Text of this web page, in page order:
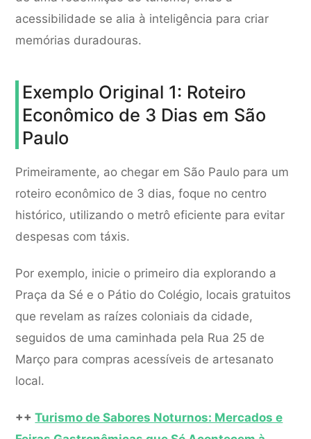
acessibilidade se alia à inteligência para criar
memórias duradouras.
Exemplo Original 1: Roteiro
Econômico de 3 Dias em São
Paulo
Primeiramente, ao chegar em São Paulo para um
roteiro econômico de 3 dias, foque no centro
histórico, utilizando o metrô eficiente para evitar
despesas com táxis.
Por exemplo, inicie o primeiro dia explorando a
Praça da Sé e o Pátio do Colégio, locais gratuitos
que revelam as raízes coloniais da cidade,
seguidos de uma caminhada pela Rua 25 de
Março para compras acessíveis de artesanato
local.
++Turismo de Sabores Noturnos: Mercados e